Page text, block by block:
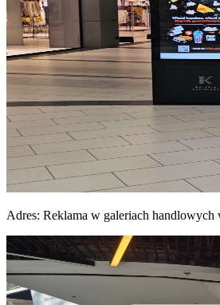
Adres: Reklama w galeriach handlowych